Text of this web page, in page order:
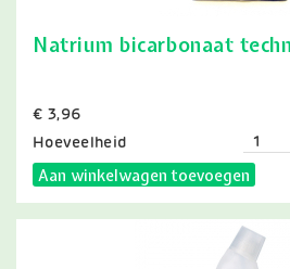
Natrium bicarbonaat
Prijs
€ 3,96
Hoeveelheid
Aan winkelwagen toevoegen